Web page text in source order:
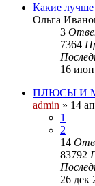
Какие лучше
Ольга
3
7364
16 июн
ПЛЮСЫ И
admin » 14
1
2
14
83792
26 дек